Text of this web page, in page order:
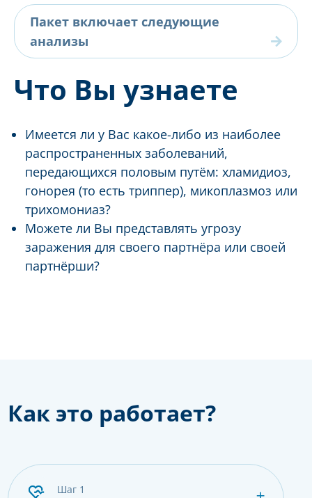
Пакет включает следующие
анализы
Что Вы узнаете
Имеется ли у Вас какое-либо из наиболее
распространенных заболеваний,
передающихся половым путём: хламидиоз,
гонорея (то есть триппер), микоплазмоз или
трихомониаз?
Можете ли Вы представлять угрозу
заражения для своего партнёра или своей
партнёрши?
Как это работает?
шаг 1